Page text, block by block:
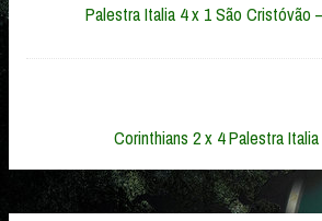
navigation
post:
Palestra Italia 4 x 1 São Cristóvão
Corinthians 2 x 4 Palestra